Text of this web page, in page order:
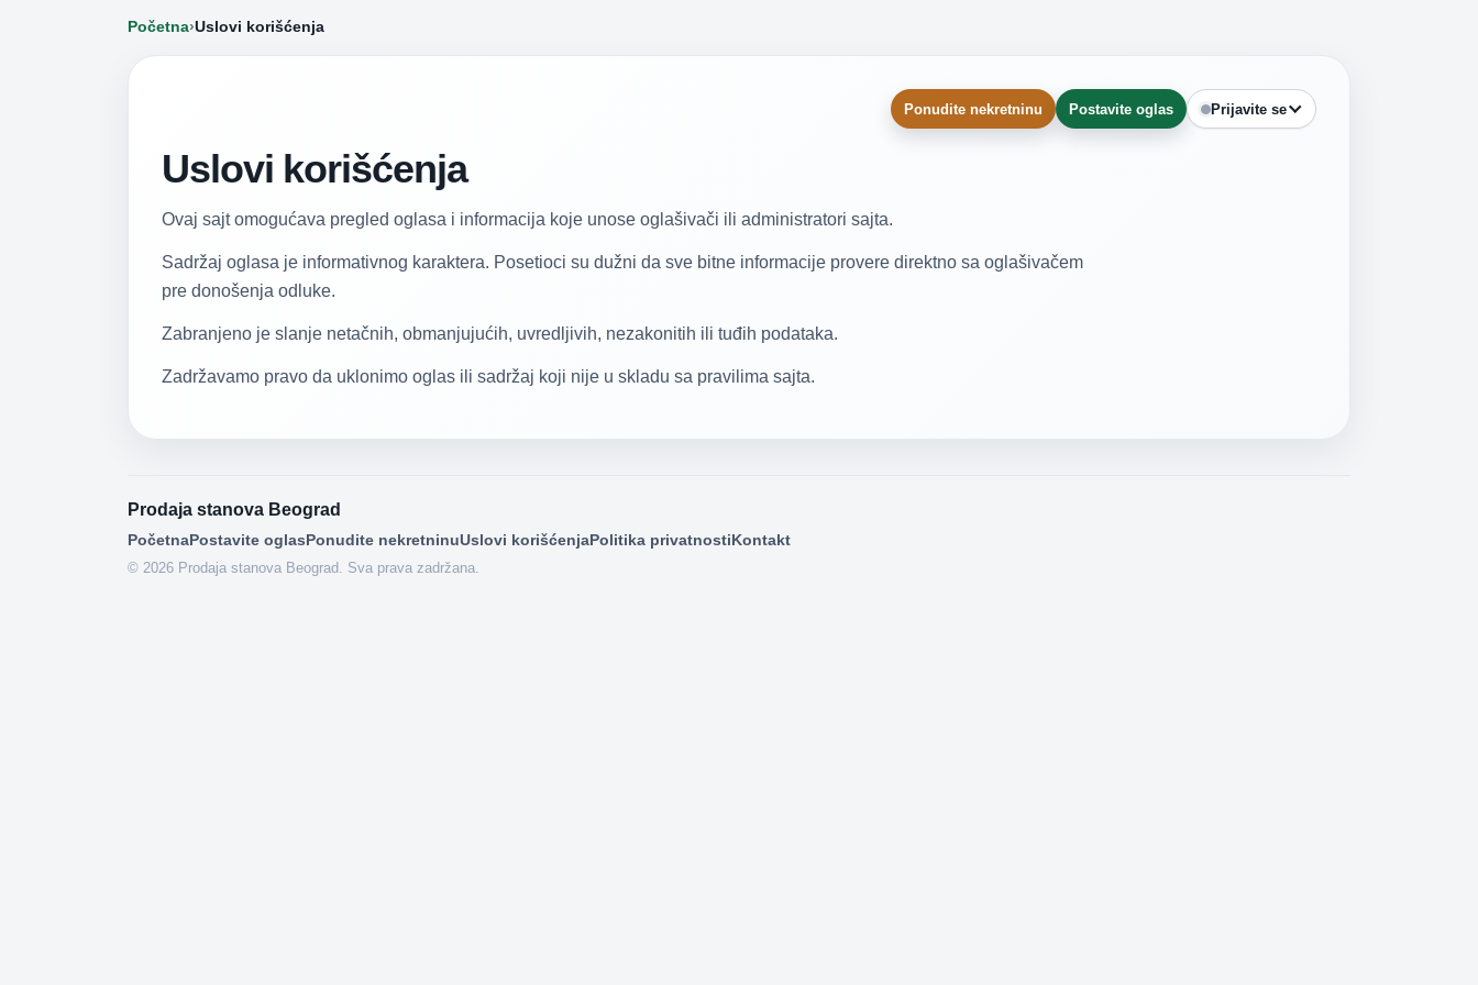
Početna›Uslovi korišćenja
Ponudite nekretninu Postavite oglas Prijavite se
Uslovi korišćenja
Ovaj sajt omogućava pregled oglasa i informacija koje unose oglašivači ili administratori sajta.
Sadržaj oglasa je informativnog karaktera. Posetioci su dužni da sve bitne informacije provere direktno sa oglašivačem
pre donošenja odluke.
Zabranjeno je slanje netačnih, obmanjujućih, uvredljivih, nezakonitih ili tuđih podataka.
Zadržavamo pravo da uklonimo oglas ili sadržaj koji nije u skladu sa pravilima sajta.
Prodaja stanova Beograd
PočetnaPostavite oglasPonudite nekretninuUslovi korišćenjaPolitika privatnostiKontakt
© 2026 Prodaja stanova Beograd. Sva prava zadržana.